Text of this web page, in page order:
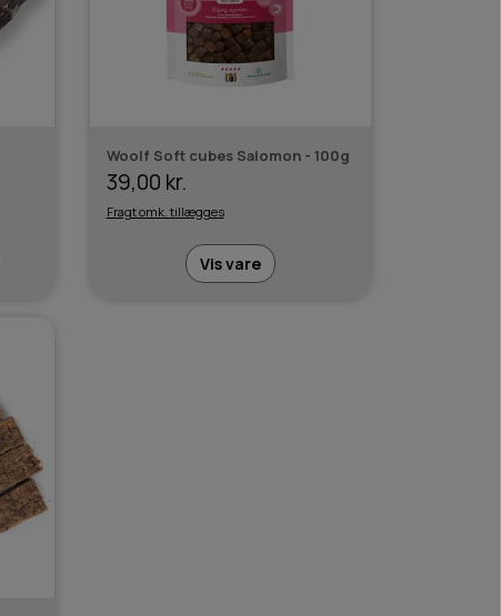
Woolf Soft cubes Salomon - 100g
39,00 kr.
Fragt omk. tillægges
Vis vare